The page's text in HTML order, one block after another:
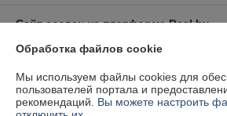
Сайт создан на платформе Deal.by
Информация для покупателя
Юридическое лицо:Частное предприятие
220040, г. Минск, ул. Тиражная д. 63, комн. 6
Обработка файлов cookie
Мы используем файлы cookies для
пользователей портала и
рекомендаций. Вы можете настроить